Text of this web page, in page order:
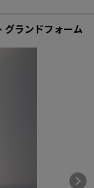
グランドフォーム